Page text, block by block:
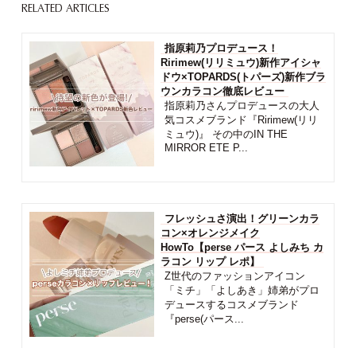
RELATED ARTICLES
指原莉乃プロデュース！
Ririmew(リリミュウ)新作アイシャ
ドウ×TOPARDS(トパーズ)新作ブラ
ウンカラコン徹底レビュー
指原莉乃さんプロデュースの大人
気コスメブランド『Ririmew(リリ
ミュウ)』 その中のIN THE
MIRROR ETE P...
フレッシュさ演出！グリーンカラ
コン×オレンジメイク
HowTo【perse パース よしみち カ
ラコン リップ レポ】
Z世代のファッションアイコン
「ミチ」「よしあき」姉弟がプロ
デュースするコスメブランド
『perse(パース...